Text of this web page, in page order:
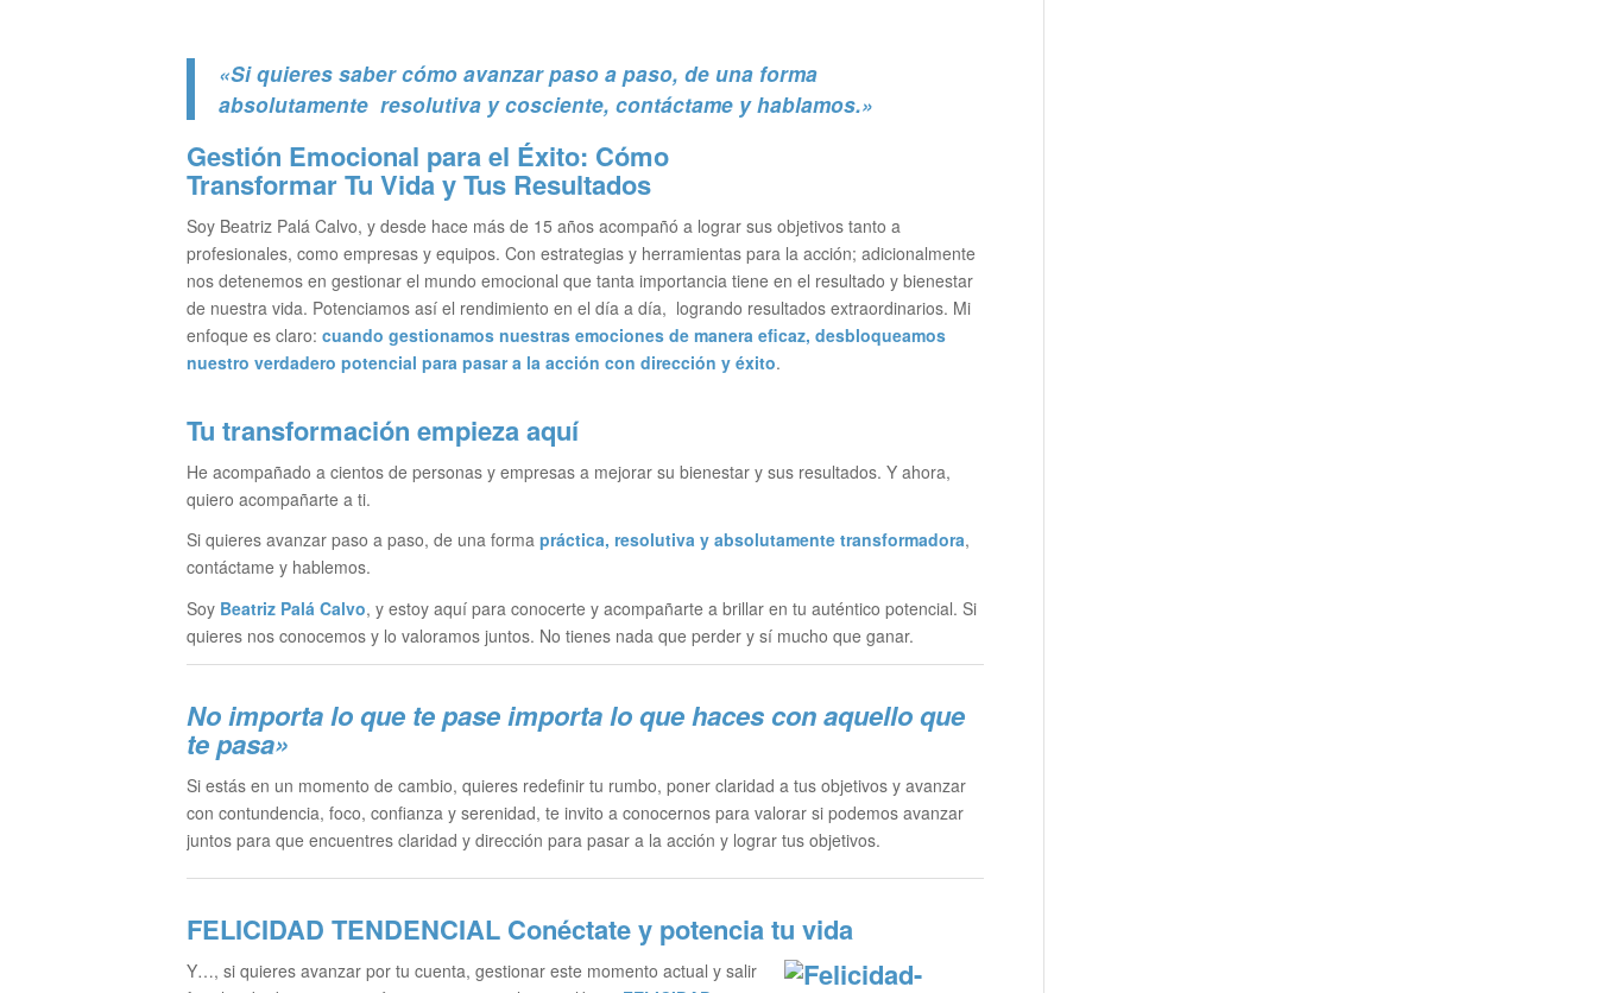
«Si quieres saber cómo avanzar paso a paso, de una forma
absolutamente resolutiva y cosciente, contáctame y hablamos.»
Gestión Emocional para el Éxito: Cómo
Transformar Tu Vida y Tus Resultados
Soy Beatriz Palá Calvo, y desde hace más de 15 años acompañó a lograr sus objetivos tanto a
profesionales, como empresas y equipos. Con estrategias y herramientas para la acción; adicionalmente
nos detenemos en gestionar el mundo emocional que tanta importancia tiene en el resultado y bienestar
de nuestra vida. Potenciamos así el rendimiento en el día a día, logrando resultados extraordinarios. Mi
enfoque es claro: cuando gestionamos nuestras emociones de manera eficaz, desbloqueamos
nuestro verdadero potencial para pasar a la acción con dirección y éxito.
Tu transformación empieza aquí
He acompañado a cientos de personas y empresas a mejorar su bienestar y sus resultados. Y ahora,
quiero acompañarte a ti.
Si quieres avanzar paso a paso, de una forma práctica, resolutiva y absolutamente transformadora,
contáctame y hablemos.
Soy Beatriz Palá Calvo, y estoy aquí para conocerte y acompañarte a brillar en tu auténtico potencial. Si
quieres nos conocemos y lo valoramos juntos. No tienes nada que perder y sí mucho que ganar.
No importa lo que te pase importa lo que haces con aquello que
te pasa»
Si estás en un momento de cambio, quieres redefinir tu rumbo, poner claridad a tus objetivos y avanzar
con contundencia, foco, confianza y serenidad, te invito a conocernos para valorar si podemos avanzar
juntos para que encuentres claridad y dirección para pasar a la acción y lograr tus objetivos.
FELICIDAD TENDENCIAL Conéctate y potencia tu vida
Y…, si quieres avanzar por tu cuenta, gestionar este momento actual y salir